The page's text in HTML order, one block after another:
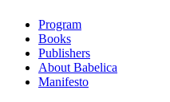
Program
Books
Publishers
About Babelica
Manifesto